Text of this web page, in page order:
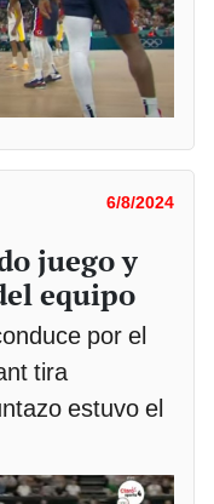
6/8/2024
juego y
equipo
por el
tira
estuvo el